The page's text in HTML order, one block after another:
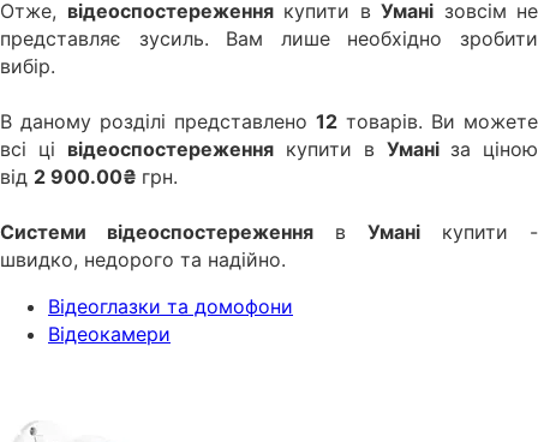
Отже, відеоспостереженнякупити в Умані зовсім не
представляє зусиль. Вам лише необхідно зробити
вибір.
В даному розділі представлено 12 товарів. Ви можете
всі ці відеоспостереження купити в Умані за ціною
від 2 900.00₴ грн.
Системи відеоспостереження в Умані купити -
швидко, недорого та надійно.
Відеоглазки та домофони
Відеокамери